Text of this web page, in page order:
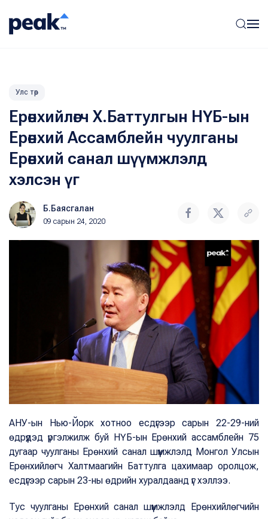
Улс төр
Ерөнхийлөгч Х.Баттулгын НҮБ-ын
Ерөнхий Ассамблейн чуулганы
Ерөнхий санал шүүмжлэлд
хэлсэн үг
Б.Баясгалан
09 сарын 24, 2020
АНУ-ын Нью-Йорк хотноо есдүгээр сарын 22-29-ний
өдрүүдэд үргэлжилж буй НҮБ-ын Ерөнхий ассамблейн 75
дугаар чуулганы Ерөнхий санал шүүмжлэлд Монгол Улсын
Ерөнхийлөгч Халтмаагийн Баттулга цахимаар оролцож,
есдүгээр сарын 23-ны өдрийн хуралдаанд үг хэллээ.
Тус чуулганы Ерөнхий санал шүүмжлэлд Ерөнхийлөгчийн